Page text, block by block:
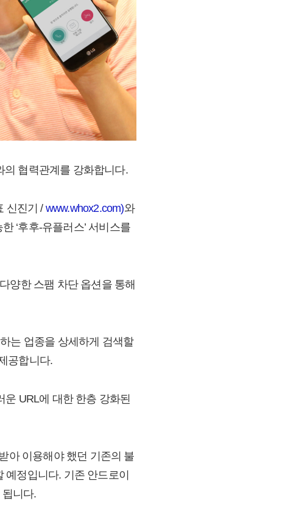
의 협력관계를 강화합니다.
신진기 /www.whox2.com)와
‘후후-유플러스’ 서비스를
양한 스팸 차단 옵션을 통해
는 업종을 상세하게 검색할
공합니다.
URL에 대한 한층 강화된
아 이용해야 했던 기존의 불
예정입니다. 기존 안드로이
니다.